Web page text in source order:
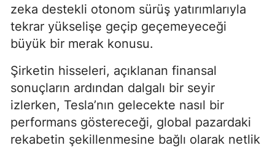
zeka destekli otonom sürüş yatırımlarıyla
tekrar yükselişe geçip geçemeyeceği
büyük bir merak konusu.
Şirketin hisseleri, açıklanan finansal
sonuçların ardından dalgalı bir seyir
izlerken, Tesla’nın gelecekte nasıl bir
performans göstereceği, global pazardaki
rekabetin şekillenmesine bağlı olarak netlik